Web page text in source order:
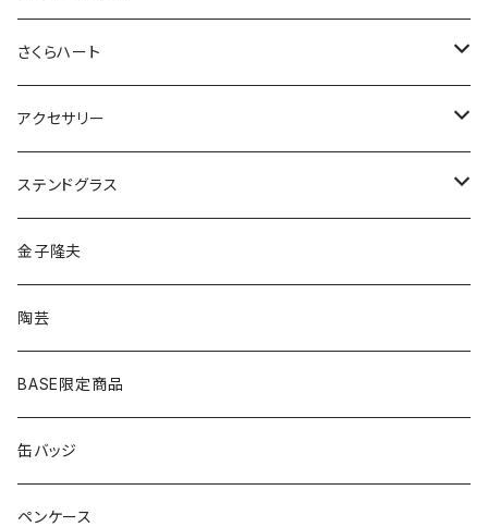
さくらハート
ペンダント
ゴールド
シルバー
ピアス
ゴールド
シルバー
アクセサリー
ネックレス
ピアス
イヤリング
ヘアゴム
ポニーフック
ブローチ
ステンドグラス
アクセサリー
イヤリング
ピアス
雑貨・小物
金子隆夫
陶芸
BASE限定商品
缶バッジ
ペンケース